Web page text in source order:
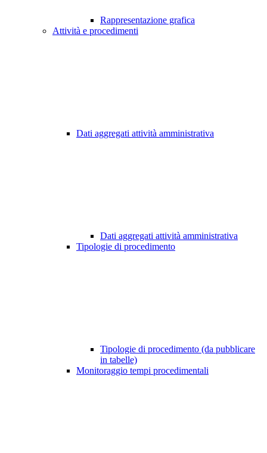
Rappresentazione grafica
Attività e procedimenti
Dati aggregati attività amministrativa
Dati aggregati attività amministrativa
Tipologie di procedimento
Tipologie di procedimento (da pubblicare
in tabelle)
Monitoraggio tempi procedimentali